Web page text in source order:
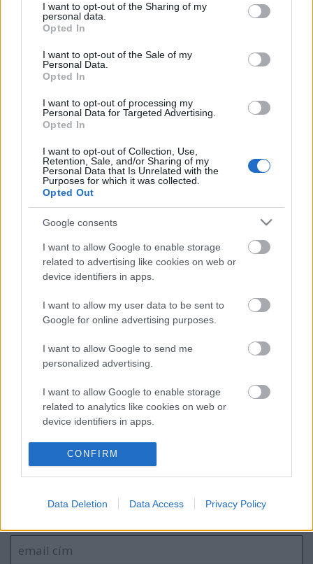
not limited to your visit or usage behaviour. You may click to
grant or deny consent to Google and its third-party tags to
use your data for below specified purposes in below Google
consent section.
I want to opt-out of the Sharing of my
personal data.
Opted In
I want to opt-out of the Sale of my
Personal Data.
Opted In
I want to opt-out of processing my
Personal Data for Targeted Advertising.
Opted In
I want to opt-out of Collection, Use,
Retention, Sale, and/or Sharing of my
Personal Data that Is Unrelated with the
Purposes for which it was collected.
Opted Out
Google consents
I want to allow Google to enable storage
related to advertising like cookies on web or
device identifiers in apps.
I want to allow my user data to be sent to
Google for online advertising purposes.
I want to allow Google to send me
personalized advertising.
I want to allow Google to enable storage
related to analytics like cookies on web or
device identifiers in apps.
I want to allow Google to enable storage
related to functionality of the website or app.
related to personalization.
I want to allow Google to enable storage
related to security, including authentication
CONFIRM
Data Deletion Data Access Privacy Policy
Címkék:Herbert von Karajan
Bronzpulóver
Kandúrharc